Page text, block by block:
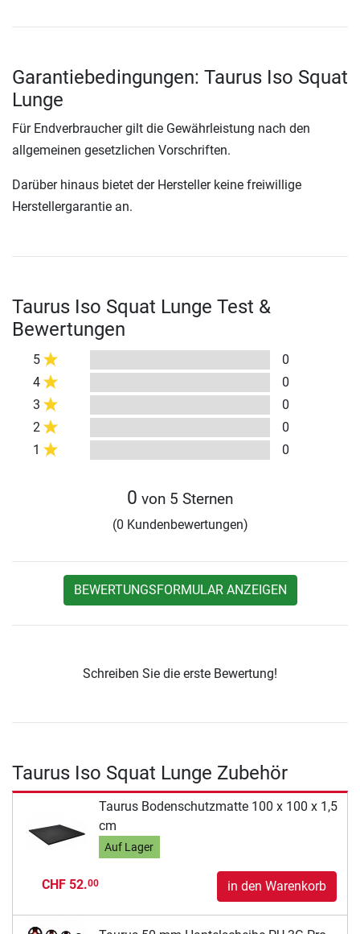
Garantiebedingungen: Taurus Iso Squat
Lunge
Für Endverbraucher gilt die Gewährleistung nach den
allgemeinen gesetzlichen Vorschriften.
Darüber hinaus bietet der Hersteller keine freiwillige
Herstellergarantie an.
Taurus Iso Squat Lunge Test &
Bewertungen
5
0
4
0
3
0
2
0
1
0
0 von 5 Sternen
(0 Kundenbewertungen)
BEWERTUNGSFORMULAR ANZEIGEN
Schreiben Sie die erste Bewertung!
Taurus Iso Squat Lunge Zubehör
Taurus Bodenschutzmatte 100 x 100 x 1,5
cm
Auf Lager
CHF 52.00 in den Warenkorb